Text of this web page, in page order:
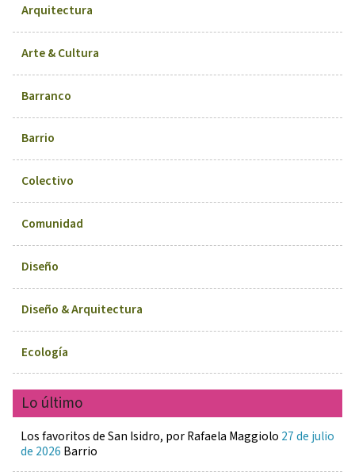
Arquitectura
Arte & Cultura
Barranco
Barrio
Colectivo
Comunidad
Diseño
Diseño & Arquitectura
Ecología
Lo último
Los favoritos de San Isidro, por Rafaela Maggiolo 27 de julio
de 2026 Barrio